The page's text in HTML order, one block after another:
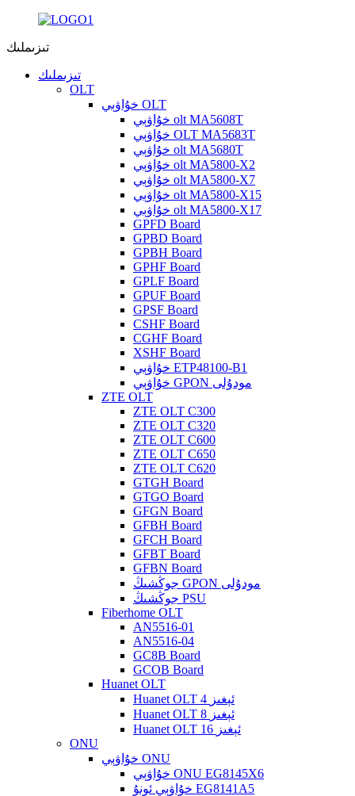
تىزىملىك
تىزىملىك
OLT
خۇاۋېي OLT
خۇاۋېي olt MA5608T
خۇاۋېي OLT MA5683T
خۇاۋېي olt MA5680T
خۇاۋېي olt MA5800-X2
خۇاۋېي olt MA5800-X7
خۇاۋېي olt MA5800-X15
خۇاۋېي olt MA5800-X17
GPFD Board
GPBD Board
GPBH Board
GPHF Board
GPLF Board
GPUF Board
GPSF Board
CSHF Board
CGHF Board
XSHF Board
خۇاۋېي ETP48100-B1
خۇاۋېي GPON مودۇلى
ZTE OLT
ZTE OLT C300
ZTE OLT C320
ZTE OLT C600
ZTE OLT C650
ZTE OLT C620
GTGH Board
GTGO Board
GFGN Board
GFBH Board
GFCH Board
GFBT Board
GFBN Board
جوڭشىڭ GPON مودۇلى
جوڭشىڭ PSU
Fiberhome OLT
AN5516-01
AN5516-04
GC8B Board
GCOB Board
Huanet OLT
Huanet OLT 4 ئېغىز
Huanet OLT 8 ئېغىز
Huanet OLT 16 ئېغىز
ONU
خۇاۋېي ONU
خۇاۋېي ONU EG8145X6
خۇاۋېي ئونۇ EG8141A5